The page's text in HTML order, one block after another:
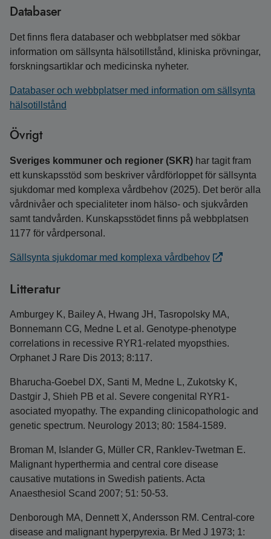
Databaser
Det finns flera databaser och webbplatser med sökbar
information om sällsynta hälsotillstånd, kliniska prövningar,
forskningsartiklar och medicinska nyheter.
Databaser och webbplatser med information om sällsynta
hälsotillstånd
Övrigt
Sveriges kommuner och regioner (SKR) har tagit fram
ett kunskapsstöd som beskriver vårdförloppet för sällsynta
sjukdomar med komplexa vårdbehov (2025). Det berör alla
vårdnivåer och specialiteter inom hälso- och sjukvården
samt tandvården. Kunskapsstödet finns på webbplatsen
1177 för vårdpersonal.
Sällsynta sjukdomar med komplexa vårdbehov
Litteratur
Amburgey K, Bailey A, Hwang JH, Tasropolsky MA,
Bonnemann CG, Medne L et al. Genotype-phenotype
correlations in recessive RYR1-related myopsthies.
Orphanet J Rare Dis 2013; 8:117.
Bharucha-Goebel DX, Santi M, Medne L, Zukotsky K,
Dastgir J, Shieh PB et al. Severe congenital RYR1-
asociated myopathy. The expanding clinicopathologic and
genetic spectrum. Neurology 2013; 80: 1584-1589.
Broman M, Islander G, Müller CR, Ranklev-Twetman E.
Malignant hyperthermia and central core disease
causative mutations in Swedish patients. Acta
Anaesthesiol Scand 2007; 51: 50-53.
Denborough MA, Dennett X, Andersson RM. Central-core
disease and malignant hyperpyrexia. Br Med J 1973; 1: